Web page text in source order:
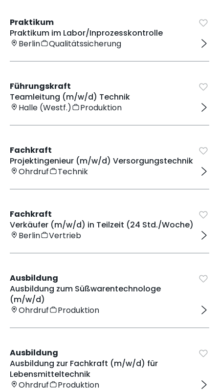
Praktikum
Praktikum im Labor/Inprozesskontrolle
Berlin
Qualitätssicherung
Führungskraft
Teamleitung (m/w/d) Technik
Halle (Westf.)
Produktion
Fachkraft
Projektingenieur (m/w/d) Versorgungstechnik
Ohrdruf
Technik
Fachkraft
Verkäufer (m/w/d) in Teilzeit (24 Std./Woche)
Berlin
Vertrieb
Ausbildung
Ausbildung zum Süßwarentechnologe
(m/w/d)
Ohrdruf
Produktion
Ausbildung
Ausbildung zur Fachkraft (m/w/d) für
Lebensmitteltechnik
Ohrdruf
Produktion